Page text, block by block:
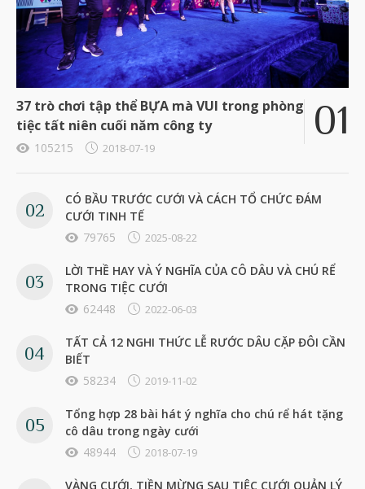
37 trò chơi tập thể BỰA mà VUI trong phòng
tiệc tất niên cuối năm công ty
105215 2018-07-19
CÓ BẦU TRƯỚC CƯỚI VÀ CÁCH TỔ CHỨC ĐÁM
CƯỚI TINH TẾ
79765
2025-08-22
LỜI THỀ HAY VÀ Ý NGHĨA CỦA CÔ DÂU VÀ CHÚ RỂ
TRONG TIỆC CƯỚI
62448
2022-06-03
TẤT CẢ 12 NGHI THỨC LỄ RƯỚC DÂU CẶP ĐÔI CẦN
BIẾT
58234
2019-11-02
Tổng hợp 28 bài hát ý nghĩa cho chú rể hát tặng
cô dâu trong ngày cưới
48944
2018-07-19
VÀNG CƯỚI, TIỀN MỪNG SAU TIỆC CƯỚI QUẢN LÝ